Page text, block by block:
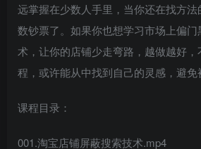
远掌握在少数人手里，当你还在找方
数钞票了。如果你也想学习市场上偏
术，让你的店铺少走弯路，越做越好
程，或许能从中找到自己的灵感，避免
课程目录：
001.淘宝店铺屏蔽搜索技术.mp4